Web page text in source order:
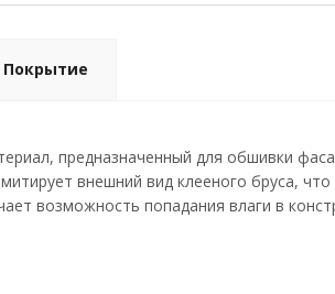
Покрытие
предназначенный для обшивки
внешний вид клееного бруса,
возможность попадания влаги в